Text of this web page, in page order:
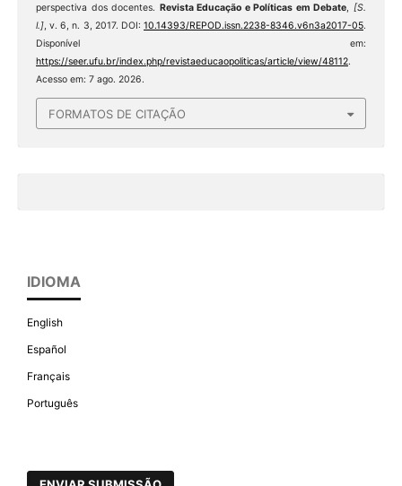
perspectiva dos docentes. Revista Educação e Políticas em Debate,[S.
l.], v. 6, n. 3, 2017. DOI:10.14393/REPOD.issn.2238-8346.v6n3a2017-05.
Disponível em:
https://seer.ufu.br/index.php/revistaeducaopoliticas/article/view/48112.
Acesso em: 7 ago. 2026.
FORMATOS DE CITAÇÃO
IDIOMA
English
Español
Français
Português